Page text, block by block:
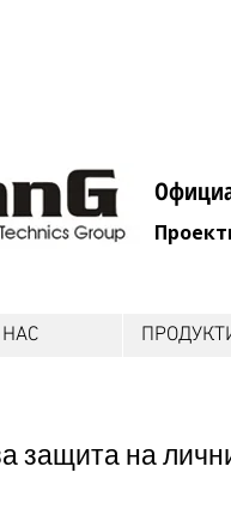
защита на